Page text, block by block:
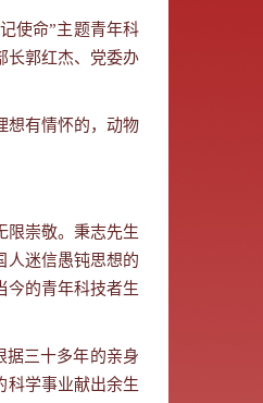
使命”主题青年科
长郭红杰、党委办
想有情怀的，动物
限崇敬。秉志先生
人迷信愚钝思想的
今的青年科技者生
据三十多年的亲身
科学事业献出余生